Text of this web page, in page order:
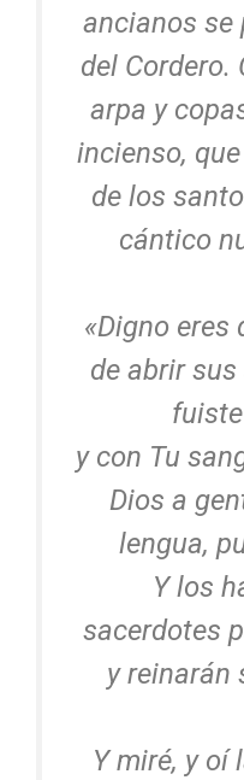
ancianos se
del Cordero.
arpa y
incienso,
de los
cántico
«Digno eres
de abrir
y con Tu
Dios a
lengua,
Y los has
sacerdotes
y reinarán
Y miré, y oí